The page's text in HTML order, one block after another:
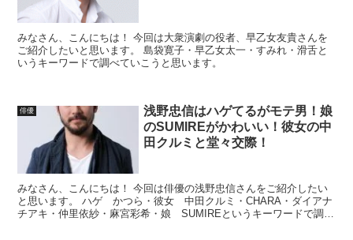
みなさん、こんにちは！ 今回は大衆演劇の役者、早乙女友貴さんを
ご紹介したいと思います。 島袋寛子・早乙女太一・すみれ・滑舌と
いうキーワードで調べていこうと思います。
俳優
浅野忠信はハゲてるがモテ男！娘
のSUMIREがかわいい！彼女の中
田クルミと堂々交際！
みなさん、こんにちは！ 今回は俳優の浅野忠信さんをご紹介したい
と思います。 ハゲ かつら・彼女 中田クルミ・CHARA・ダイアナ
チアキ・仲里依紗・麻宮彩希・娘 SUMIREというキーワードで調べ